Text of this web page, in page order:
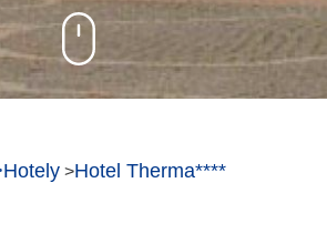
Hotely >Hotel Therma****